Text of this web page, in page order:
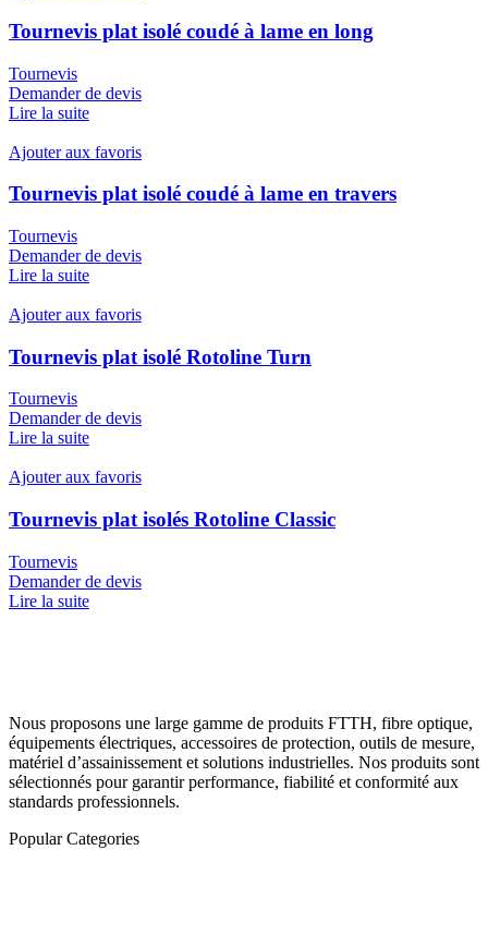
Tournevis plat isolé coudé à lame en long
Tournevis
Demander de devis
Lire la suite
Ajouter aux favoris
Tournevis plat isolé coudé à lame en travers
Tournevis
Demander de devis
Lire la suite
Ajouter aux favoris
Tournevis plat isolé Rotoline Turn
Tournevis
Demander de devis
Lire la suite
Ajouter aux favoris
Tournevis plat isolés Rotoline Classic
Tournevis
Demander de devis
Lire la suite
Nous proposons une large gamme de produits FTTH, fibre optique,
équipements électriques, accessoires de protection, outils de mesure,
matériel d’assainissement et solutions industrielles. Nos produits sont
sélectionnés pour garantir performance, fiabilité et conformité aux
standards professionnels.
Popular Categories